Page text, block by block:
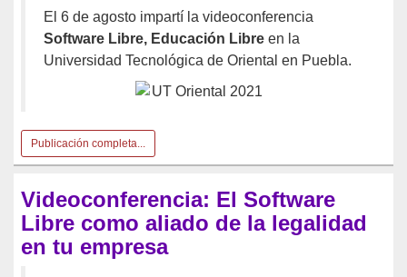
El 6 de agosto impartí la videoconferencia
Software Libre, Educación Libre en la
Universidad Tecnológica de Oriental en Puebla.
Publicación completa...
Videoconferencia: El Software
Libre como aliado de la legalidad
en tu empresa